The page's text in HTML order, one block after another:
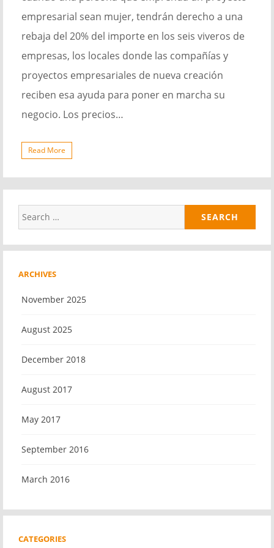
empresarial sean mujer, tendrán derecho a una
rebaja del 20% del importe en los seis viveros de
empresas, los locales donde las compañías y
proyectos empresariales de nueva creación
reciben esa ayuda para poner en marcha su
negocio. Los precios…
Read More
Search
for:
ARCHIVES
November 2025
August 2025
December 2018
August 2017
May 2017
September 2016
March 2016
CATEGORIES